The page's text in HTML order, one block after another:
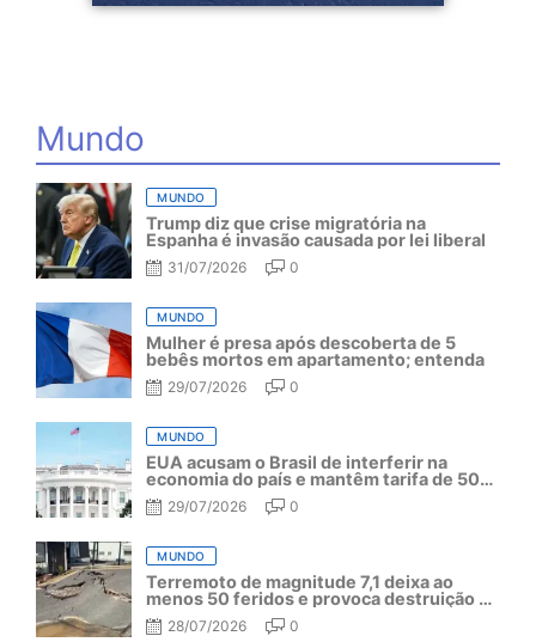
Mundo
MUNDO
Trump diz que crise migratória na
Espanha é invasão causada por lei liberal
31/07/2026 0
MUNDO
Mulher é presa após descoberta de 5
bebês mortos em apartamento; entenda
29/07/2026 0
MUNDO
EUA acusam o Brasil de interferir na
economia do país e mantêm tarifa de 50%
por mais um ano
29/07/2026 0
MUNDO
Terremoto de magnitude 7,1 deixa ao
menos 50 feridos e provoca destruição no
Japão
28/07/2026 0